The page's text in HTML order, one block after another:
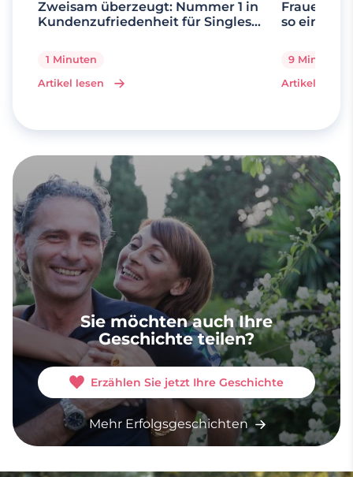
Zweisam überzeugt: Nummer 1 in
Kundenzufriedenheit für Singles
1 Minuten
Artikel lesen
Frauen ab
so einfach
9 Minuten
Artikel lesen
Sie möchten auch Ihre
Geschichte teilen?
Erzählen Sie jetzt Ihre Geschichte
Mehr Erfolgsgeschichten